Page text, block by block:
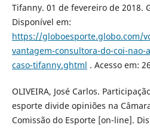
Tifanny. 01 de fevereiro de 2018.
Disponível em:
https://globoesporte.globo.com/
vantagem-consultora-do-coi-
caso-tifanny.ghtml . Acesso em:
OLIVEIRA, José Carlos.
esporte divide opiniões na
Comissão do Esporte [on-line].